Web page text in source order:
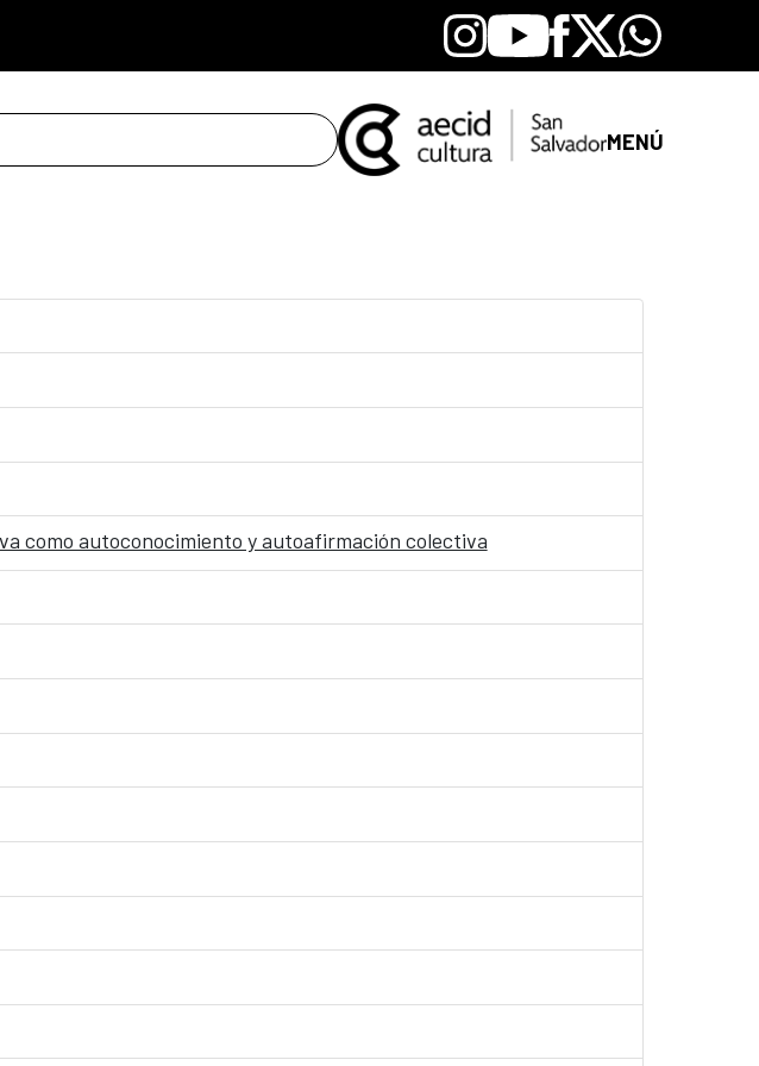
Instagram
YoutubeFacebook
X Whatsapp
MENÚ
como autoconocimiento y autoafirmación colectiva